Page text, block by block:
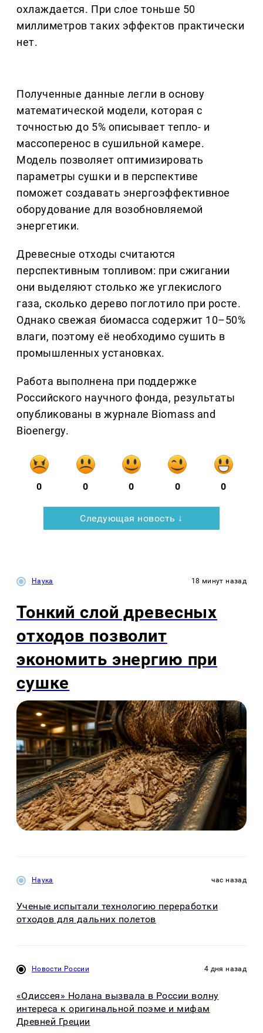
охлаждается. При слое тоньше 50
миллиметров таких эффектов практически
нет.
Полученные данные легли в основу
математической модели, которая с
точностью до 5% описывает тепло- и
массоперенос в сушильной камере.
Модель позволяет оптимизировать
параметры сушки и в перспективе
поможет создавать энергоэффективное
оборудование для возобновляемой
энергетики.
Древесные отходы считаются
перспективным топливом: при сжигании
они выделяют столько же углекислого
газа, сколько дерево поглотило при росте.
Однако свежая биомасса содержит 10–50%
влаги, поэтому её необходимо сушить в
промышленных установках.
Работа выполнена при поддержке
Российского научного фонда, результаты
опубликованы в журнале Biomass and
Bioenergy.
0 0 0 0 0
Следующая новость ↓
Наука 18 минут назад
Тонкий слой древесных
отходов позволит
экономить энергию при
сушке
Наука час назад
Ученые испытали технологию переработки
отходов для дальних полетов
Новости России 4 дня назад
«Одиссея» Нолана вызвала в России волну
интереса к оригинальной поэме и мифам
Древней Греции